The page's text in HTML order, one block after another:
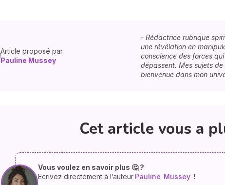
Article proposé par
Pauline Mussey
- Rédactrice rubrique
une révélation en
conscience des forces
dépassent. Mes sujets
bienvenue dans mon
Cet article vous a
Vous voulez en savoir plus 🤔 ?
Ecrivez directement à l’auteur Pauline Mussey !